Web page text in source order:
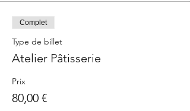
Complet
Type de billet
Atelier Pâtisserie
Prix
80,00 €